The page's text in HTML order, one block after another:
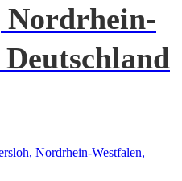
Nordrhein-
Nordrhein-Westfalen,